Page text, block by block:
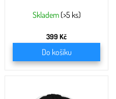
Skladem (>5 ks)
399 Kč
Do košíku